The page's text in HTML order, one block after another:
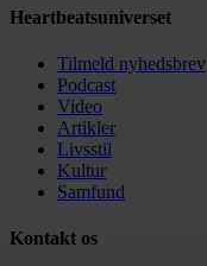
Heartbeatsuniverset
Tilmeld nyhedsbrev
Podcast
Video
Artikler
Livsstil
Kultur
Samfund
Kontakt os